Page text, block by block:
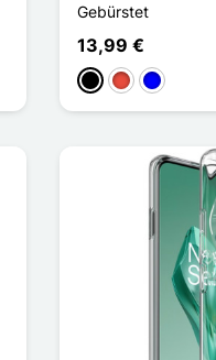
Gebürstet
13,99 €
Schwarz
Rot Blau